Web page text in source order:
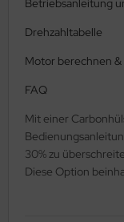
Betriebsanleitung
Drehzahltabelle
Motor berechnen
FAQ
Mit einer
30% zu
Diese Option